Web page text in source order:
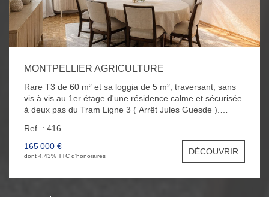
MONTPELLIER AGRICULTURE
Rare T3 de 60 m² et sa loggia de 5 m², traversant, sans
vis à vis au 1er étage d'une résidence calme et sécurisée
à deux pas du Tram Ligne 3 ( Arrêt Jules Guesde ).
d'une cuisine indépendante aménagée et équipée, de
deux belles chambres, d'une salle de bain et d'un WC.
Vous bénéficierez également d'une place de parking
privative en extérieur et d'un local vélo collectif.
Ref. : 416
165 000 €
dont 4.43% TTC d'honoraires DÉCOUVRIR